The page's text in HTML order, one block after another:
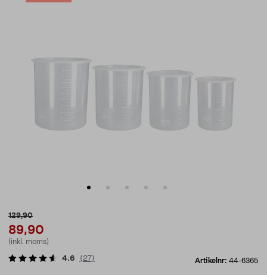
129,90
89,90
(inkl. moms)
Artikelnr: 44-6365
4.6 ( 27)